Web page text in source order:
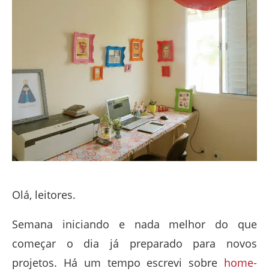
Olá, leitores.
Semana iniciando e nada melhor do que
começar o dia já preparado para novos
projetos. Há um tempo escrevi sobre home-